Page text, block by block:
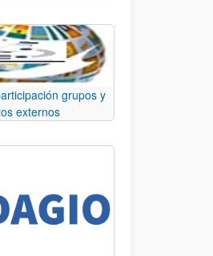
grupos y
externos